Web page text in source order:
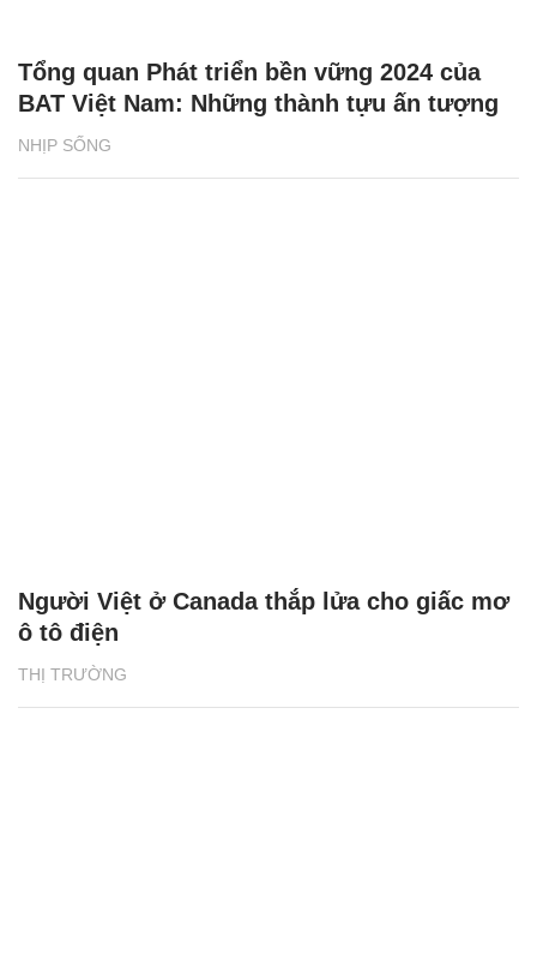
NHỊP SỐNG
Tổng quan Phát triển bền vững 2024 của
BAT Việt Nam: Những thành tựu ấn tượng
THỊ TRƯỜNG
Người Việt ở Canada thắp lửa cho giấc mơ
ô tô điện